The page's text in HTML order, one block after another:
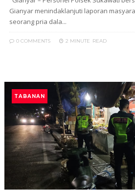
Gianyar menindaklanjuti laporan
seorang pria dala...
0 COMMENTS 2 MINUTE READ
TABANAN